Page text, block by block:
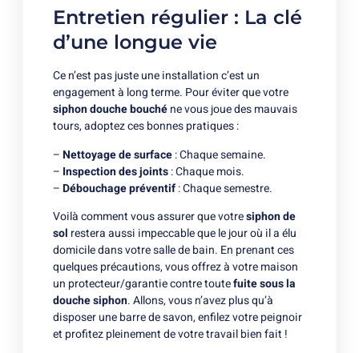
Entretien régulier : La clé
d’une longue vie
Ce n’est pas juste une installation c’est un
engagement à long terme. Pour éviter que votre
siphon douche bouchéne vous joue des mauvais
tours, adoptez ces bonnes pratiques :
–Nettoyage de surface: Chaque semaine.
– Inspection des joints: Chaque mois.
–Débouchage préventif: Chaque semestre.
Voilà comment vous assurer que votresiphon de
sol restera aussi impeccable que le jour où il a élu
domicile dans votre salle de bain. En prenant ces
quelques précautions, vous offrez à votre maison
un protecteur/garantie contre toutefuite sous la
douche siphon. Allons, vous n’avez plus qu’à
disposer une barre de savon, enfilez votre peignoir
et profitez pleinement de votre travail bien fait !